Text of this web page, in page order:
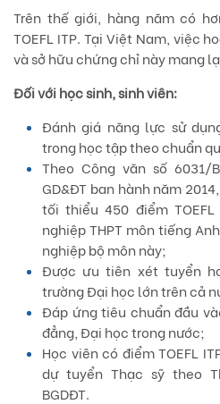
Trên thế giới, hàng năm có
TOEFL ITP. Tại Việt Nam, việc
và sở hữu chứng chỉ này mang
Đối với học sinh, sinh viên:
Đánh giá năng lực sử
trong học tập theo chuẩn
Theo Công văn số 6031/
GD&ĐT ban hành năm
tối thiểu 450 điểm
nghiệp THPT môn tiếng
nghiệp bộ môn này;
Được ưu tiên xét tuyển
trường Đại học lớn trên cả
Đáp ứng tiêu chuẩn đầu
đẳng, Đại học trong nước;
Học viên có điểm TOEFL
dự tuyển Thạc sỹ theo
BGDĐT.